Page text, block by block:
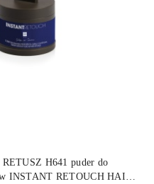
H641 puder do
INSTANT RETOUCH HAIR
DO KOSZYKA